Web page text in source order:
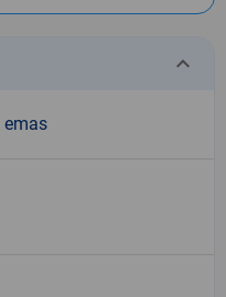
keyboard_arrow_down
emas